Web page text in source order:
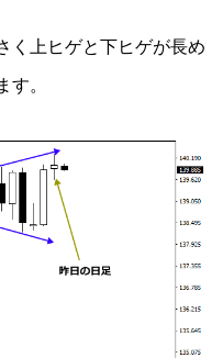
く上ヒゲと下ヒゲが長め
す。